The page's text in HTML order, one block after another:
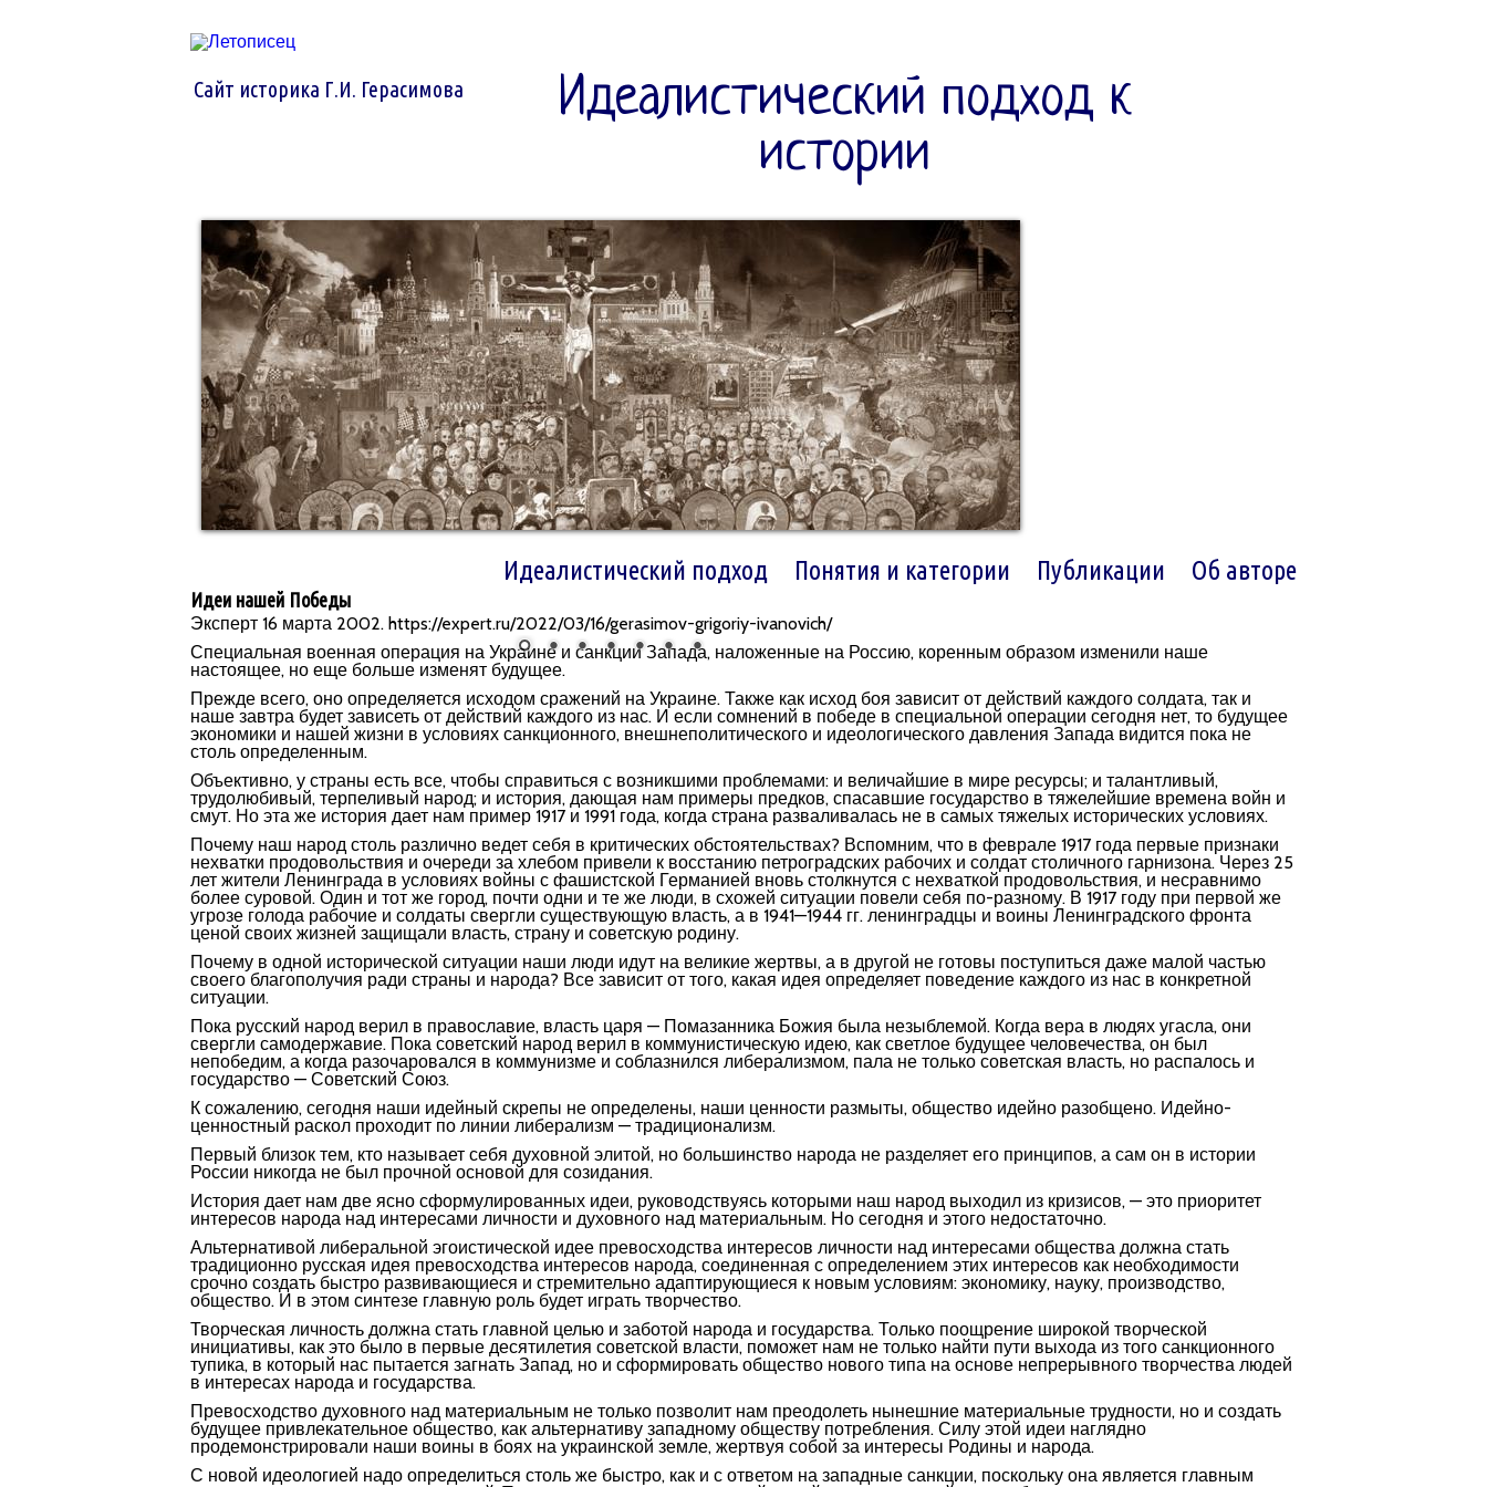
Сайт историка Г.И. Герасимова
Идеалистический подход к
истории
Идеалистический подход Понятия и категории Публикации Об авторе
Идеи нашей Победы
Эксперт 16 марта 2002. https://expert.ru/2022/03/16/gerasimov-grigoriy-ivanovich/
Специальная военная операция на Украине и санкции Запада, наложенные на Россию, коренным образом изменили наше
настоящее, но еще больше изменят будущее.
Прежде всего, оно определяется исходом сражений на Украине. Также как исход боя зависит от действий каждого солдата, так и
наше завтра будет зависеть от действий каждого из нас. И если сомнений в победе в специальной операции сегодня нет, то будущее
экономики и нашей жизни в условиях санкционного, внешнеполитического и идеологического давления Запада видится пока не
столь определенным.
Объективно, у страны есть все, чтобы справиться с возникшими проблемами: и величайшие в мире ресурсы; и талантливый,
трудолюбивый, терпеливый народ; и история, дающая нам примеры предков, спасавшие государство в тяжелейшие времена войн и
смут. Но эта же история дает нам пример 1917 и 1991 года, когда страна разваливалась не в самых тяжелых исторических условиях.
Почему наш народ столь различно ведет себя в критических обстоятельствах? Вспомним, что в феврале 1917 года первые признаки
нехватки продовольствия и очереди за хлебом привели к восстанию петроградских рабочих и солдат столичного гарнизона. Через 25
лет жители Ленинграда в условиях войны с фашистской Германией вновь столкнутся с нехваткой продовольствия, и несравнимо
более суровой. Один и тот же город, почти одни и те же люди, в схожей ситуации повели себя по-разному. В 1917 году при первой же
угрозе голода рабочие и солдаты свергли существующую власть, а в 1941—1944 гг. ленинградцы и воины Ленинградского фронта
ценой своих жизней защищали власть, страну и советскую родину.
Почему в одной исторической ситуации наши люди идут на великие жертвы, а в другой не готовы поступиться даже малой частью
своего благополучия ради страны и народа? Все зависит от того, какая идея определяет поведение каждого из нас в конкретной
ситуации.
Пока русский народ верил в православие, власть царя — Помазанника Божия была незыблемой. Когда вера в людях угасла, они
свергли самодержавие. Пока советский народ верил в коммунистическую идею, как светлое будущее человечества, он был
непобедим, а когда разочаровался в коммунизме и соблазнился либерализмом, пала не только советская власть, но распалось и
государство — Советский Союз.
К сожалению, сегодня наши идейный скрепы не определены, наши ценности размыты, общество идейно разобщено. Идейно-
ценностный раскол проходит по линии либерализм — традиционализм.
Первый близок тем, кто называет себя духовной элитой, но большинство народа не разделяет его принципов, а сам он в истории
России никогда не был прочной основой для созидания.
История дает нам две ясно сформулированных идеи, руководствуясь которыми наш народ выходил из кризисов, — это приоритет
интересов народа над интересами личности и духовного над материальным. Но сегодня и этого недостаточно.
Альтернативой либеральной эгоистической идее превосходства интересов личности над интересами общества должна стать
традиционно русская идея превосходства интересов народа, соединенная с определением этих интересов как необходимости
срочно создать быстро развивающиеся и стремительно адаптирующиеся к новым условиям: экономику, науку, производство,
общество. И в этом синтезе главную роль будет играть творчество.
Творческая личность должна стать главной целью и заботой народа и государства. Только поощрение широкой творческой
инициативы, как это было в первые десятилетия советской власти, поможет нам не только найти пути выхода из того санкционного
тупика, в который нас пытается загнать Запад, но и сформировать общество нового типа на основе непрерывного творчества людей
в интересах народа и государства.
Превосходство духовного над материальным не только позволит нам преодолеть нынешние материальные трудности, но и создать
будущее привлекательное общество, как альтернативу западному обществу потребления. Силу этой идеи наглядно
продемонстрировали наши воины в боях на украинской земле, жертвуя собой за интересы Родины и народа.
С новой идеологией надо определиться столь же быстро, как и с ответом на западные санкции, поскольку она является главным